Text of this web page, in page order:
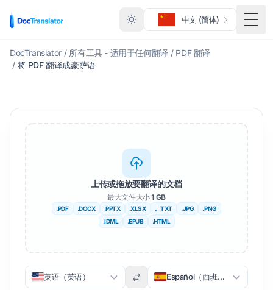
中文 (简体)
切换
DocTranslator / 所有工具 - 适用于任何翻译 / PDF 翻译
/ 将 PDF 翻译成豪萨语
上传或拖放要翻译的文档
最大文件大小1 GB
.PDF .DOCX .PPTX .XLSX 。TXT .JPG
.PNG
.IDML
.EPUB .HTML
英语（英语） Español（西班牙语）